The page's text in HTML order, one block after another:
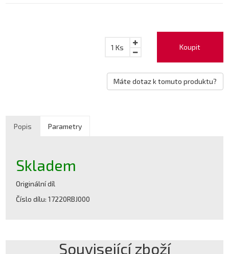
Koupit
1 Ks
Máte dotaz k tomuto produktu?
Popis Parametry
Skladem
Originální díl
Číslo dílu: 17220RBJ000
Související zboží